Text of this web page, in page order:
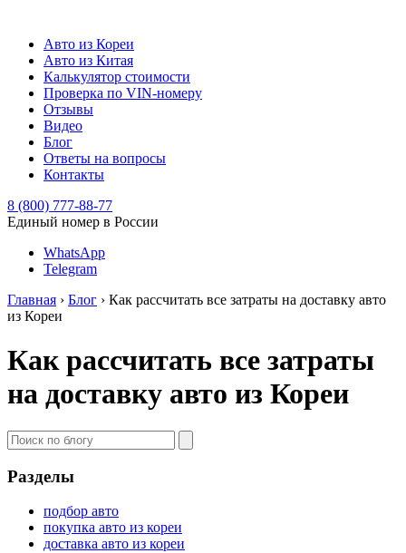
Авто из Кореи
Авто из Китая
Калькулятор стоимости
Проверка по VIN-номеру
Отзывы
Видео
Блог
Ответы на вопросы
Контакты
8 (800) 777-88-77
Единый номер в России
WhatsApp
Telegram
Главная › Блог › Как рассчитать все затраты на доставку авто
из Кореи
Как рассчитать все затраты
на доставку авто из Кореи
Разделы
подбор авто
покупка авто из кореи
доставка авто из кореи